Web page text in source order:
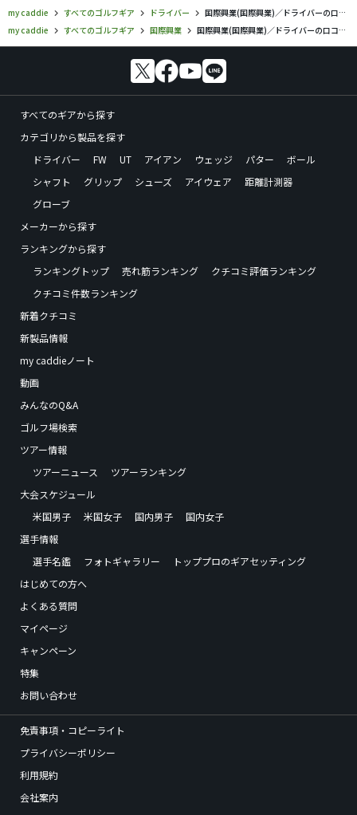
my caddie すべてのゴルフギア ドライバー
国際興業(国際興業)／ドライバーの口コミ評価
my caddie
すべてのゴルフギア 国際興業 国際興業(国際興業)／ドライバーの口コミ評価
すべてのギアから探す
カテゴリから製品を探す
ドライバー
FW UT アイアン ウェッジ パター
ボール
シャフト
グリップ シューズ アイウェア
距離計測器
グローブ
メーカーから探す
ランキングから探す
ランキングトップ
売れ筋ランキング
クチコミ評価ランキング
クチコミ件数ランキング
新着クチコミ
新製品情報
my caddieノート
動画
みんなのQ&A
ゴルフ場検索
ツアー情報
ツアーニュース
ツアーランキング
大会スケジュール
米国男子
米国女子 国内男子
国内女子
選手情報
選手名鑑
フォトギャラリー
トッププロのギアセッティング
はじめての方へ
よくある質問
マイページ
キャンペーン
特集
お問い合わせ
免責事項・コピーライト
プライバシーポリシー
利用規約
会社案内